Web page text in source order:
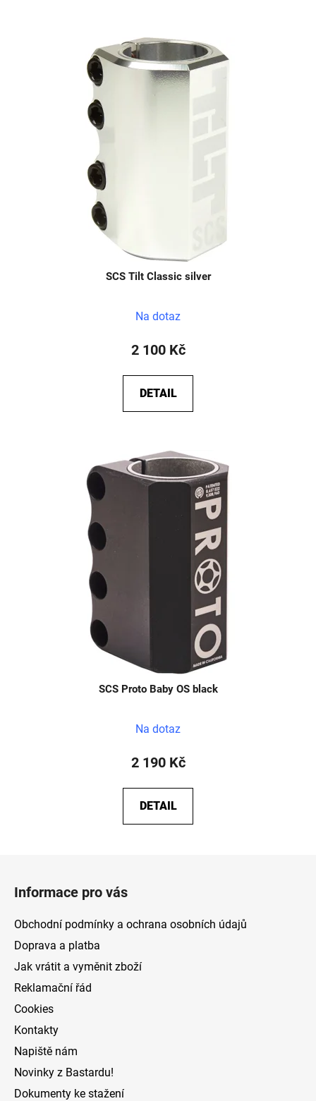
SCS Tilt Classic silver
Na dotaz
2 100 Kč
DETAIL
SCS Proto Baby OS black
Na dotaz
2 190 Kč
DETAIL
Informace pro vás
Obchodní podmínky a ochrana osobních údajů
Doprava a platba
Jak vrátit a vyměnit zboží
Reklamační řád
Cookies
Kontakty
Napiště nám
Novinky z Bastardu!
Dokumenty ke stažení